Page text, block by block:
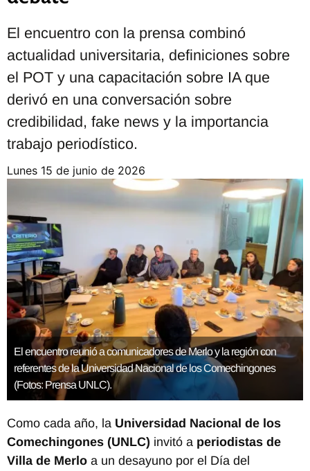
El encuentro con la prensa combinó
actualidad universitaria, definiciones sobre
el POT y una capacitación sobre IA que
derivó en una conversación sobre
credibilidad, fake news y la importancia
trabajo periodístico.
lunes 15 de junio de 2026
El encuentro reunió a comunicadores de Merlo y la región con
referentes de la Universidad Nacional de los Comechingones
(Fotos: Prensa UNLC).
Como cada año, la Universidad Nacional de los
Comechingones (UNLC) invitó a periodistas de
Villa de Merlo a un desayuno por el Día del